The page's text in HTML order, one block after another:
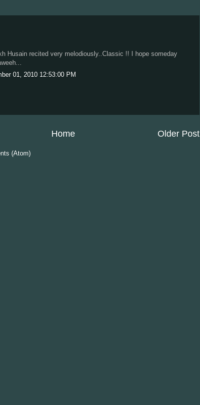
Husain recited very melodiously..Classic !! I hope someday
01, 2010 12:53:00 PM
Older Post
Home
(Atom)